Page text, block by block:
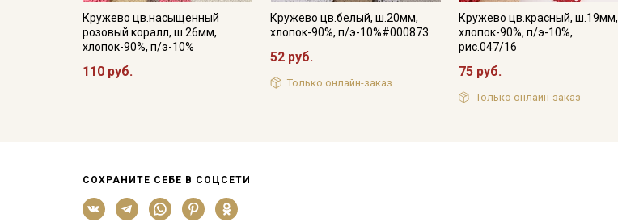
Кружево цв.насыщенный
розовый коралл, ш.26мм,
хлопок-90%, п/э-10%
110 руб.
Кружево цв.белый, ш.20мм,
хлопок-90%, п/э-10%#000873
52 руб.
Только онлайн-заказ
Кружево цв.красный, ш.19мм,
хлопок-90%, п/э-10%,
рис.047/16
75 руб.
Только онлайн-заказ
СОХРАНИТЕ СЕБЕ В СОЦСЕТИ